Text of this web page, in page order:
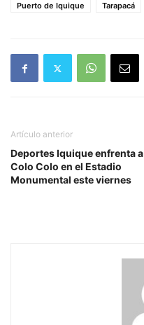
Puerto de Iquique
Tarapacá
Artículo anterior
Deportes Iquique enfrenta a
Colo Colo en el Estadio
Monumental este viernes